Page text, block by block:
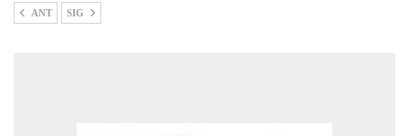
ANT SIG